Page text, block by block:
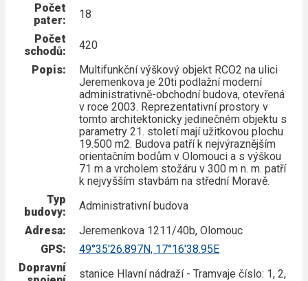
Počet
pater:
18
Počet
schodů:
420
Popis:
Multifunkční výškový objekt RCO2 na ulici
Jeremenkova je 20ti podlažní moderní
administrativně-obchodní budova, otevřená
v roce 2003. Reprezentativní prostory v
tomto architektonicky jedinečném objektu s
parametry 21. století mají užitkovou plochu
19.500 m2. Budova patří k nejvýraznějším
orientačním bodům v Olomouci a s výškou
71 m a vrcholem stožáru v 300 m n. m. patří
k nejvyšším stavbám na střední Moravě.
Typ
budovy:
Administrativní budova
Adresa:
Jeremenkova 1211/40b, Olomouc
GPS:
49°35'26.897N, 17°16'38.95E
Dopravní
stanice Hlavní nádraží - Tramvaje číslo: 1, 2,